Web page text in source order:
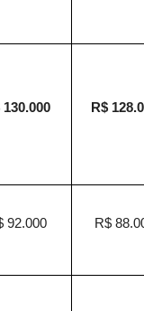
130.000 R$
92.000 R$